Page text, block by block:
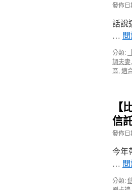
發佈日
話說
…
分類:
調夫妻,
區, 適
信
發佈日
今年
…
分類: